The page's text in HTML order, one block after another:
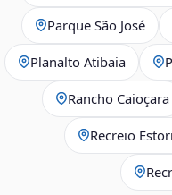
Parque São José
Planalto Atibaia
Rancho Caioçara
Recreio